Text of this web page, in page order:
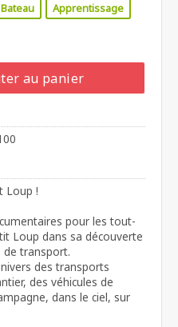
Bateau Apprentissage
au panier
Loup !
pour les tout-
Loup dans sa découverte
de transport.
des transports
des véhicules de
dans le ciel, sur